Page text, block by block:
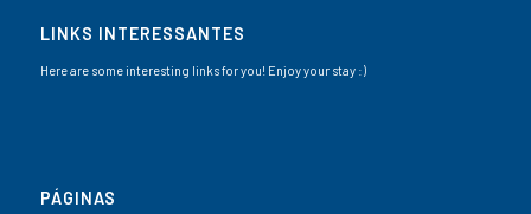
LINKS INTERESSANTES
Here are some interesting links for you! Enjoy your stay :)
PÁGINAS